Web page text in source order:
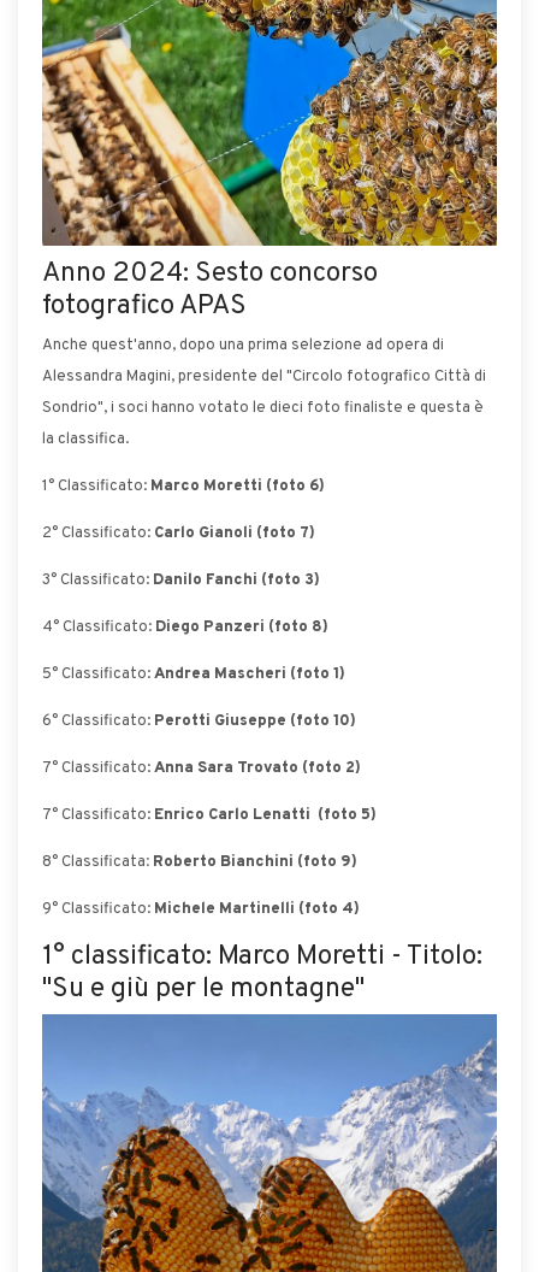
Anno 2024: Sesto concorso
fotografico APAS
Anche quest'anno, dopo una prima selezione ad opera di
Alessandra Magini, presidente del "Circolo fotografico Città di
Sondrio", i soci hanno votato le dieci foto finaliste e questa è
la classifica.
1° Classificato: Marco Moretti (foto 6)
2° Classificato: Carlo Gianoli (foto 7)
3° Classificato: Danilo Fanchi (foto 3)
4° Classificato: Diego Panzeri (foto 8)
5° Classificato:Andrea Mascheri (foto 1)
6° Classificato: Perotti Giuseppe (foto 10)
7° Classificato:Anna Sara Trovato (foto 2)
7° Classificato: Enrico Carlo Lenatti (foto 5)
8° Classificata: Roberto Bianchini (foto 9)
9° Classificato: Michele Martinelli (foto 4)
1° classificato: Marco Moretti - Titolo:
"Su e giù per le montagne"